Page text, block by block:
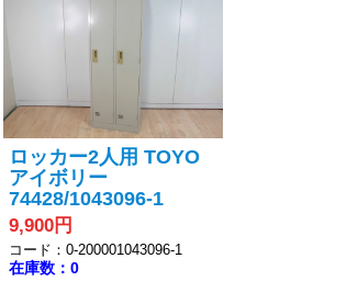
ロッカー2人用 TOYO
アイボリー
74428/1043096-1
9,900円
コード：0-200001043096-1
在庫数：0